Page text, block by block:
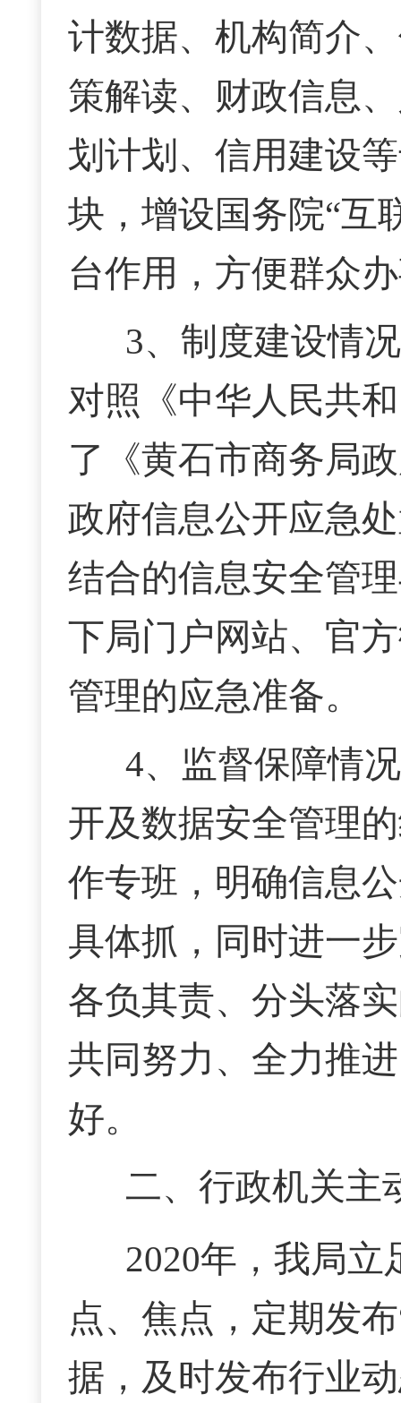
计数据、机构简介
策解读、财政信息
划计划、信用建设
块，增设国务院“互
台作用，方便群众
3、制度建设情
对照《中华人民共
了《黄石市商务局
政府信息公开应急
结合的信息安全管
下局门户网站、官
管理的应急准备。
4、监督保障情
开及数据安全管理
作专班，明确信息
具体抓，同时进一
各负其责、分头落
共同努力、全力推
好。
二、行政机关主
2020年，我局
点、焦点，定期发
据，及时发布行业